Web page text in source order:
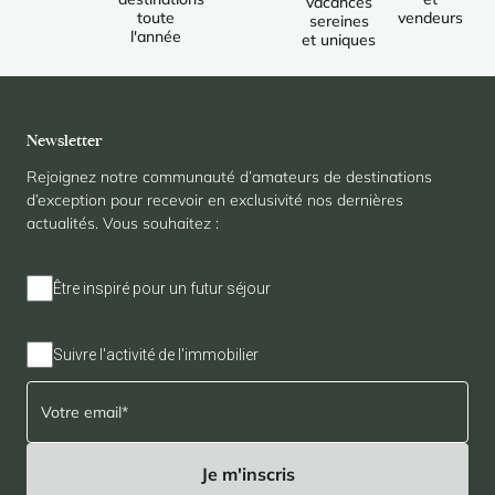
toute
l'année
sereines
et uniques
vendeurs
Newsletter
Rejoignez notre communauté d’amateurs de destinations
d’exception pour recevoir en exclusivité nos dernières
actualités. Vous souhaitez :
Être inspiré pour un futur séjour
Suivre l'activité de l'immobilier